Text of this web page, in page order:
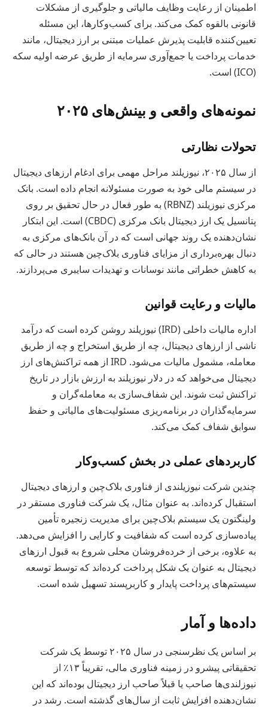
اطمینان از رعایت وظایف مالیاتی و جلوگیری از مشکلات
قانونی بالقوه کمک می‌کند. برای کسب‌وکارها، این مسئله
تعیین‌کننده قابلیت پذیرش عملیات مبتنی بر ارز دیجیتال، مانند
خدمات پرداخت یا جمع‌آوری سرمایه از طریق عرضه اولیه سکه
(ICO) است.
نمونه‌های واقعی و بینش‌های ۲۰۲۵
تحولات نظارتی
از سال ۲۰۲۵، نیوزیلند مراحل مهمی برای ادغام ارزهای دیجیتال
در سیستم مالی خود به صورت مسئولانه انجام داده است. بانک
مرکزی نیوزیلند (RBNZ) به طور فعال در حال تحقیق بر روی
پتانسیل یک ارز دیجیتال بانک مرکزی (CBDC) است. این ابتکار
نشان‌دهنده یک روند جهانی است که در آن بانک‌های مرکزی به
دنبال بهره‌برداری از مزایای فناوری بلاک‌چین هستند در حالی که
به کاهش خطراتی مانند نوسانات و تهدیدات سایبری می‌پردازند.
مالیات و رعایت قوانین
اداره مالیات داخلی (IRD) نیوزیلند روشن کرده است که درآمد
ناشی از ارزهای دیجیتال، چه از طریق استخراج و چه از طریق
معامله، مشمول مالیات می‌شود. IRD از همه تراکنش‌های ارز
دیجیتال می‌خواهد که در دلار نیوزیلند به ارزش بازار در تاریخ
تراکنش ثبت شوند. این شفاف‌سازی به معامله‌گران و
سرمایه‌گذاران در برنامه‌ریزی مسئولیت‌های مالیاتی و حفظ
سوابق شفاف کمک می‌کند.
کاربردهای عملی در بخش کسب‌وکار
چندین شرکت نیوزیلندی از فناوری بلاک‌چین و ارزهای دیجیتال
استقبال کرده‌اند. به عنوان مثال، یک شرکت فناوری مستقر در
ولینگتون یک سیستم بلاک‌چین برای مدیریت زنجیره تأمین
پیاده‌سازی کرده است که شفافیت و کارایی را افزایش می‌دهد.
به علاوه، برخی از خرده‌فروشان محلی شروع به قبول ارزهای
دیجیتال به عنوان یک شکل پرداخت کرده‌اند که توسط توسعه
سیستم‌های پرداخت پایدار و کاربرپسند تسهیل شده است.
داده‌ها و آمار
بر اساس یک نظرسنجی در سال ۲۰۲۵ توسط یک شرکت
تحقیقاتی پیشرو در زمینه فناوری مالی، تقریباً ۱۳٪ از
نیوزلندی‌ها صاحب یا قبلاً صاحب ارز دیجیتال بوده‌اند که این
نشان‌دهنده افزایش ثابت از سال‌های گذشته است. رشد در